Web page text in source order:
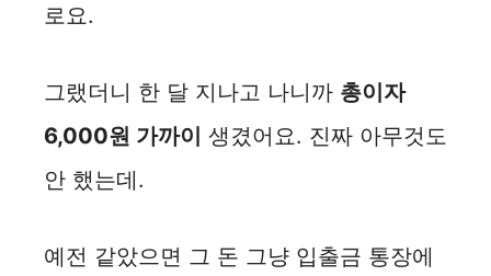
로요.
그랬더니 한 달 지나고 나니까 총이자
6,000원 가까이 생겼어요. 진짜 아무것도
안 했는데.
예전 같았으면 그 돈 그냥 입출금 통장에